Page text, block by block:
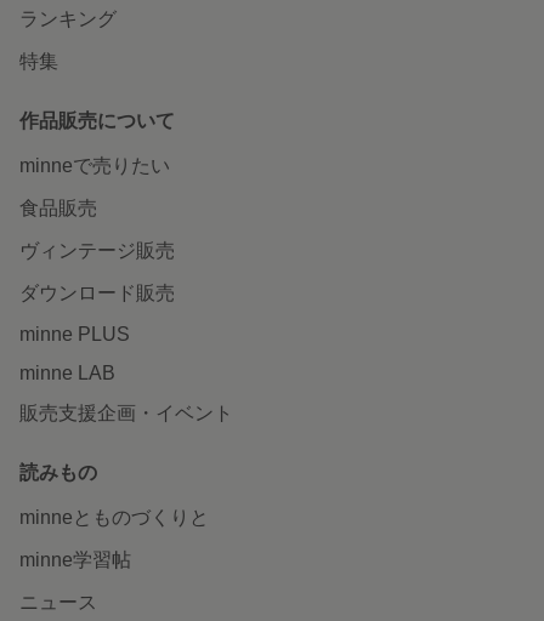
ランキング
特集
作品販売について
minneで売りたい
食品販売
ヴィンテージ販売
ダウンロード販売
minne PLUS
minne LAB
販売支援企画・イベント
読みもの
minneとものづくりと
minne学習帖
ニュース